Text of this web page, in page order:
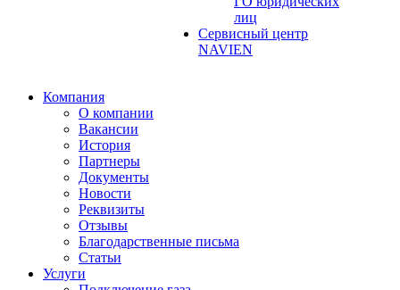
лиц
Сервисный центр
NAVIEN
Компания
О компании
Вакансии
История
Партнеры
Документы
Новости
Реквизиты
Отзывы
Благодарственные письма
Статьи
Услуги